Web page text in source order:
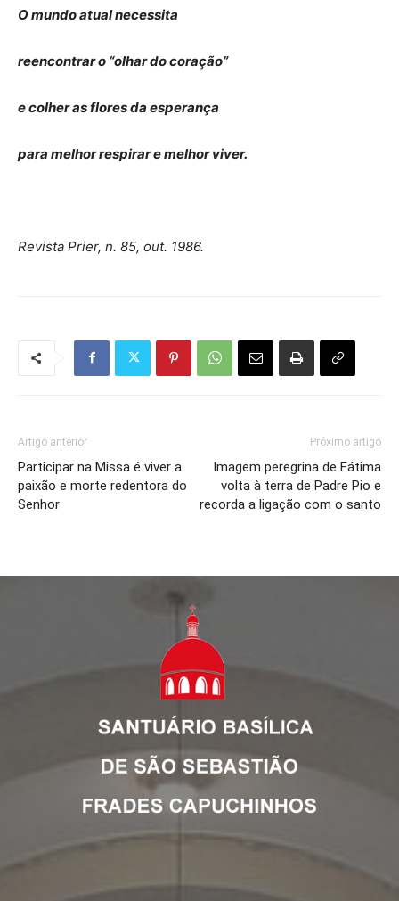
O mundo atual necessita
reencontrar o “olhar do coração”
e colher as flores da esperança
para melhor respirar e melhor viver.
Revista Prier, n. 85, out. 1986.
Artigo anterior
Participar na Missa é viver a
paixão e morte redentora do
Senhor
Próximo artigo
Imagem peregrina de Fátima
volta à terra de Padre Pio e
recorda a ligação com o santo